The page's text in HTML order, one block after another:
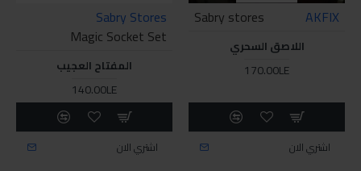
AKFIX
Sabry stores
اللاصق السحري
170.00LE
اشتري الان
Sabry Stores
Magic Socket Set
المفتاح العجيب
140.00LE
اشتري الان